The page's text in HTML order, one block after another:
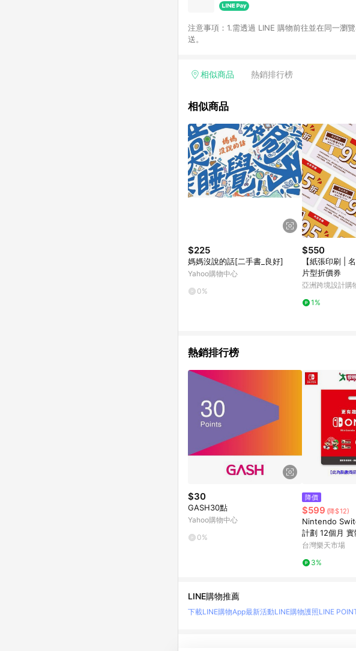
注意事項：1.需透過 LINE 購物前往並在同一瀏
送。
相似商品 熱銷排行榜
相似商品
$225
媽媽沒說的話[二手書_良好]
Yahoo購物中心
0%
$550
【紙張印刷 |
片型折價券
亞洲跨境設計購
1%
熱銷排行榜
$30
GASH30點
Yahoo購物中心
0%
降價
$599 (降$12)
Nintendo
計劃 12個月
買】
台灣樂天市場
3%
LINE購物推薦
下載LINE購物App最新活動LINE購物護照LINE